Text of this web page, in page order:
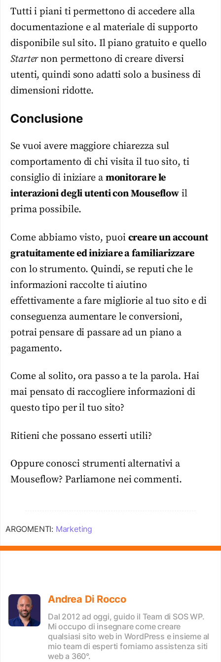
Tutti i piani ti permettono di accedere alla
documentazione e al materiale di supporto
disponibile sul sito. Il piano gratuito e quello
Starternon permettono di creare diversi
utenti, quindi sono adatti solo a business di
dimensioni ridotte.
Conclusione
Se vuoi avere maggiore chiarezza sul
comportamento di chi visita il tuo sito, ti
consiglio di iniziare a monitorare le
interazioni degli utenti con Mouseflow il
prima possibile.
Come abbiamo visto, puoi creare un account
gratuitamente ed iniziare a familiarizzare
con lo strumento. Quindi, se reputi che le
informazioni raccolte ti aiutino
effettivamente a fare migliorie al tuo sito e di
conseguenza aumentare le conversioni,
potrai pensare di passare ad un piano a
pagamento.
Come al solito, ora passo a te la parola. Hai
mai pensato di raccogliere informazioni di
questo tipo per il tuo sito?
Ritieni che possano esserti utili?
Oppure conosci strumenti alternativi a
Mouseflow? Parliamone nei commenti.
ARGOMENTI: Marketing
Andrea Di Rocco
Dal 2012 ad oggi, guido il Team di SOS WP.
Mi occupo di insegnare come creare
qualsiasi sito web in WordPress e insieme al
mio team di esperti forniamo assistenza siti
web a 360°.